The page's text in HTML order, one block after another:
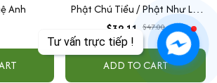
Anh
Phật Chú Tiểu / Phật Như Lai
Gõ Mõ Tụng Kinh Có 6 Bài
Nhạc (Ship 4-7 ngày)
$32.11 $47.00
ADD TO CART